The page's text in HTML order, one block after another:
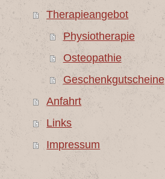
Therapieangebot
Physiotherapie
Osteopathie
Geschenkgutscheine
Anfahrt
Links
Impressum